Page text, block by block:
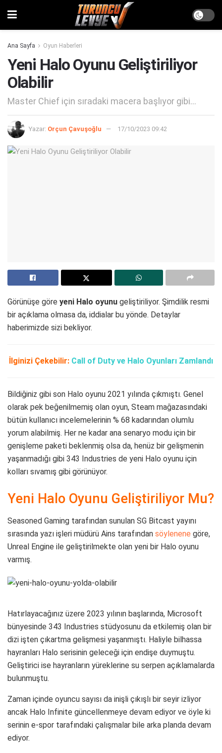
Ana Sayfa Oyun Haberleri
Yeni Halo Oyunu Geliştiriliyor
Olabilir
Master Chief için sıradaki macera başlıyor gibi...
Yazar: Orçun Çavuşoğlu 17/10/2023 09:42
Görünüşe göre yeni Halo oyunu geliştiriliyor. Şimdilik resmi
bir açıklama olmasa da, iddialar bu yönde. Detaylar
haberimizde sizi bekliyor.
İlginizi Çekebilir: Call of Duty ve Halo Oyunları Zamlandı
Bildiğiniz gibi son Halo oyunu 2021 yılında çıkmıştı. Genel
olarak pek beğenilmemiş olan oyun, Steam mağazasındaki
bütün kullanıcı incelemelerinin % 68 kadarından olumlu
yorum alabilmiş. Her ne kadar ana senaryo modu için bir
genişleme paketi beklenmiş olsa da, henüz bir gelişmenin
yaşanmadığı gibi 343 Industries de yeni Halo oyunu için
kolları sıvamış gibi görünüyor.
Yeni Halo Oyunu Geliştiriliyor Mu?
Seasoned Gaming tarafından sunulan SG Bitcast yayını
sırasında yazı işleri müdürü Ains tarafından söylenene göre,
Unreal Engine ile geliştirilmekte olan yeni bir Halo oyunu
varmış.
Hatırlayacağınız üzere 2023 yılının başlarında, Microsoft
bünyesinde 343 Industries stüdyosunu da etkilemiş olan bir
dizi işten çıkartma gelişmesi yaşanmıştı. Haliyle bilhassa
hayranları Halo serisinin geleceği için endişe duymuştu.
Geliştirici ise hayranların yüreklerine su serpen açıklamalarda
bulunmuştu.
Zaman içinde oyuncu sayısı da inişli çıkışlı bir seyir izliyor
ancak Halo Infinite güncellenmeye devam ediyor ve öyle ki
serinin e-spor tarafındaki çalışmalar bile arka planda devam
ediyor.